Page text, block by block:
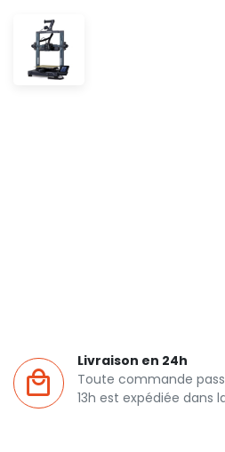
Livraison en 24h
Toute commande
13h est expédiée dans